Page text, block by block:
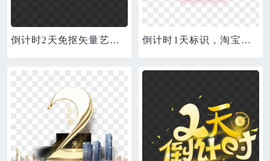
倒计时2天免抠矢量艺术字 倒计时1天标识，淘宝素材，标识标签